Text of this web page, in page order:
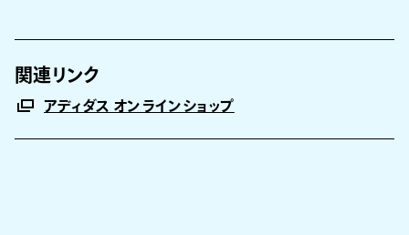
関連リンク
アディダス オンラインショップ